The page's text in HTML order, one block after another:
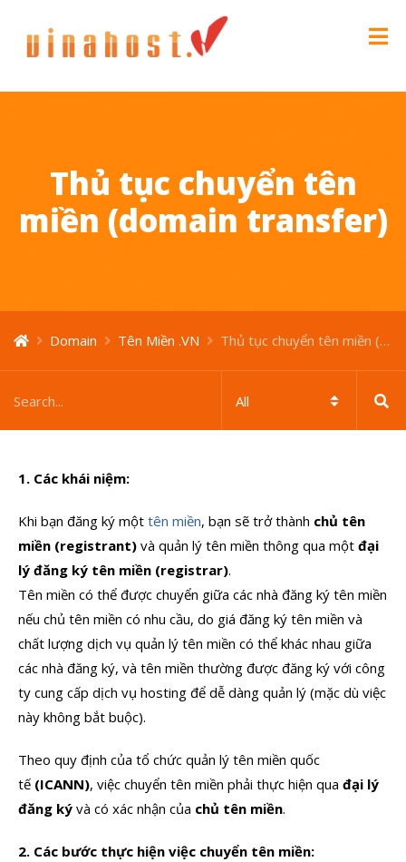
Thủ tục chuyển tên
miền (domain transfer)
Domain Tên Miền .VN Thủ tục chuyển tên miền (domain transfer)
1. Các khái niệm:
Khi bạn đăng ký một tên miền, bạn sẽ trở thành chủ tên
miền (registrant) và quản lý tên miền thông qua một đại
lý đăng ký tên miền (registrar).
Tên miền có thể được chuyển giữa các nhà đăng ký tên miền
nếu chủ tên miền có nhu cầu, do giá đăng ký tên miền và
chất lượng dịch vụ quản lý tên miền có thể khác nhau giữa
các nhà đăng ký, và tên miền thường được đăng ký với công
ty cung cấp dịch vụ hosting để dễ dàng quản lý (mặc dù việc
này không bắt buộc).
Theo quy định của tổ chức quản lý tên miền quốc
tế (ICANN), việc chuyển tên miền phải thực hiện qua đại lý
đăng ký và có xác nhận của chủ tên miền.
2. Các bước thực hiện việc chuyển tên miền: